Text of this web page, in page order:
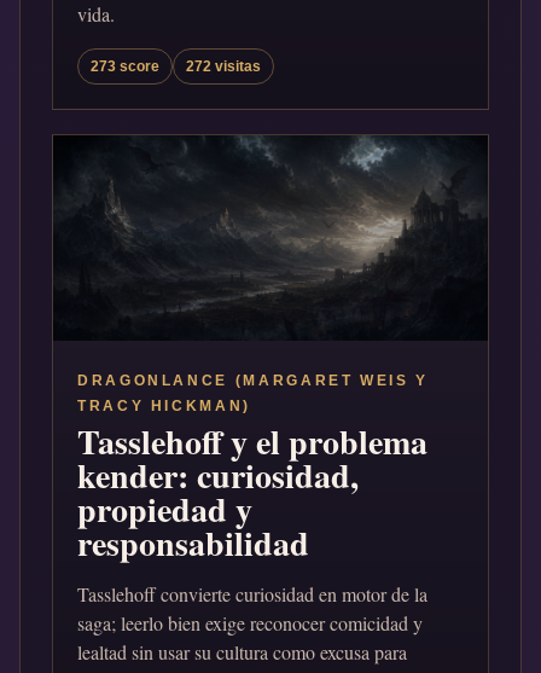
vida.
273 score 272 visitas
DRAGONLANCE (MARGARET WEIS Y
TRACY HICKMAN)
Tasslehoff y el problema
kender: curiosidad,
propiedad y
responsabilidad
Tasslehoff convierte curiosidad en motor de la
saga; leerlo bien exige reconocer comicidad y
lealtad sin usar su cultura como excusa para